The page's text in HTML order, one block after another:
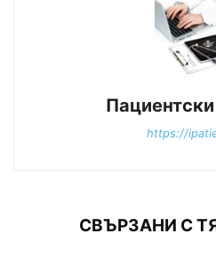
https://
СВЪРЗАНИ С